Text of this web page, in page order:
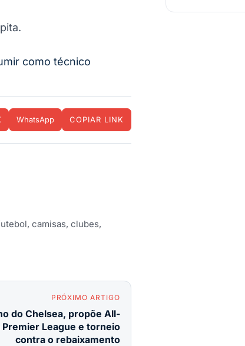
como técnico
WhatsApp COPIAR LINK
camisas, clubes,
PRÓXIMO ARTIGO
do Chelsea, propõe All-
Premier League e torneio
contra o rebaixamento